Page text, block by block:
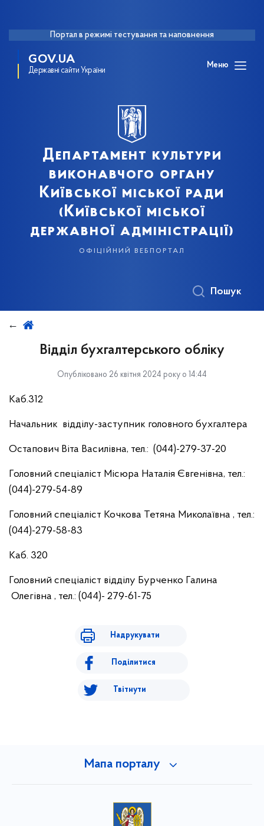
Портал в режимі тестування та наповнення
GOV.UA
Державні сайти України
Меню
Департамент культури
виконавчого органу
Київської міської ради
(Київської міської
державної адміністрації)
офіційний вебпортал
Пошук
Відділ бухгалтерського обліку
Опубліковано 26 квітня 2024 року о 14:44
Каб.312
Начальник відділу-заступник головного бухгалтера
Остапович Віта Василівна, тел.: (044)-279-37-20
Головний спеціаліст Місюра Наталія Євгенівна, тел.:
(044)-279-54-89
Головний спеціаліст Кочкова Тетяна Миколаївна , тел.:
(044)-279-58-83
Каб. 320
Головний спеціаліст відділу Бурченко Галина
Олегівна , тел.: (044)- 279-61-75
Надрукувати
Поділитися
Твітнути
Мапа порталу